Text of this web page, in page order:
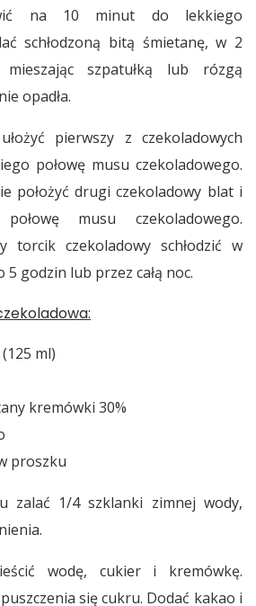
na 10 minut do lekkiego
schłodzoną bitą śmietanę, w 2
szpatułką lub rózgą
opadła.
pierwszy z czekoladowych
połowę musu czekoladowego.
położyć drugi czekoladowy blat i
musu czekoladowego.
torcik czekoladowy schłodzić w
5 godzin lub przez całą noc.
ml)
kremówki 30%
proszku
zalać 1/4 szklanki zimnej wody,
wodę, cukier i kremówkę.
się cukru. Dodać kakao i